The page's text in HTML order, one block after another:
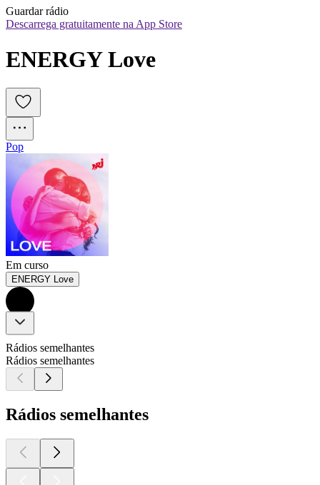
Guardar rádio
Descarrega gratuitamente na App Store
ENERGY Love
Pop
Em curso
ENERGY Love
Rádios semelhantes
Rádios semelhantes
Rádios semelhantes